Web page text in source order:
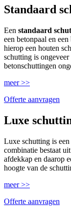
Standaard
Een standaard
een betonpaal en
hierop een houten
schutting is
betonschuttingen
meer >>
Offerte aanvragen
Luxe
Luxe schutting is
combinatie bestaat
afdekkap en daarop
hoogte van de
meer >>
Offerte aanvragen